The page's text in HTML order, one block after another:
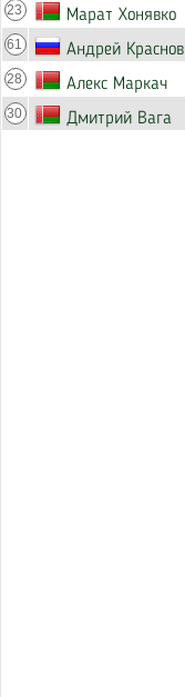
23 Марат Хонявко
61 Андрей Краснов
28 Алекс Маркач
30 Дмитрий Вага